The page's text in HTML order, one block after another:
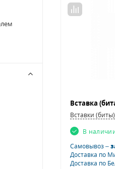
Вставки (биты)
В
Самовывоз –
Доставка по
Доставка по